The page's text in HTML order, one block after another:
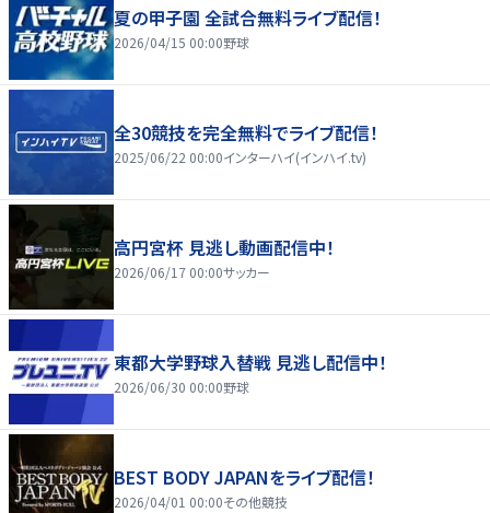
夏の甲子園 全試合無料ライブ配信！
2026/04/15 00:00野球
全30競技を完全無料でライブ配信！
2025/06/22 00:00インターハイ(インハイ.tv)
高円宮杯 見逃し動画配信中！
2026/06/17 00:00サッカー
東都大学野球入替戦 見逃し配信中！
2026/06/30 00:00野球
BEST BODY JAPANをライブ配信！
2026/04/01 00:00その他競技